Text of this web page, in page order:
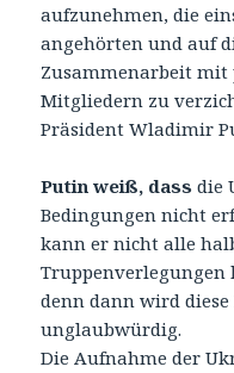
aufzunehmen, die
angehörten und auf
Zusammenarbeit mit
Mitgliedern zu
Präsident Wladimir
Putin weiß, dass die
Bedingungen nicht
kann er nicht alle
denn dann wird
unglaubwürdig.
Die Aufnahme der